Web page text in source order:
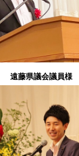
遠藤県議会議員様